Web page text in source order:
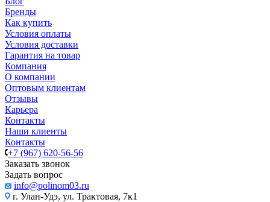
Бренды
Как купить
Условия оплаты
Условия доставки
Гарантия на товар
Компания
О компании
Оптовым клиентам
Отзывы
Карьера
Контакты
Наши клиенты
Контакты
+7 (967) 620-56-56
Заказать звонок
Задать вопрос
info@polinom03.ru
г. Улан-Удэ, ул. Трактовая, 7к1